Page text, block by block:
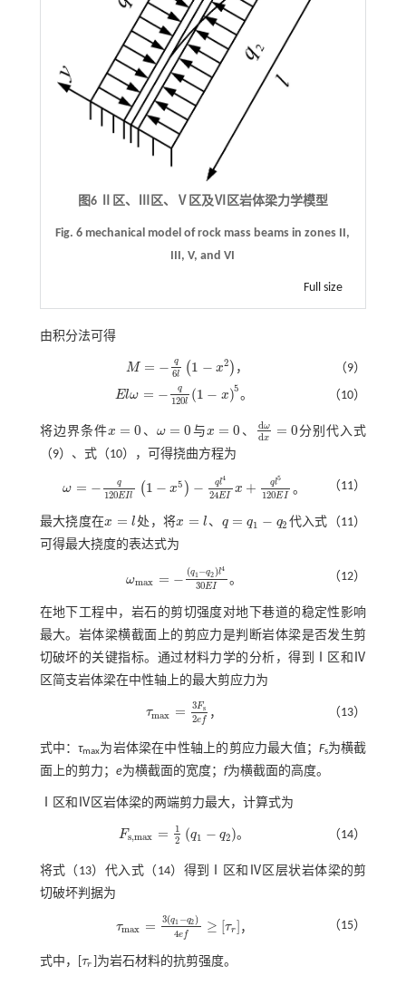
图6 Ⅱ区、Ⅲ区、Ⅴ区及Ⅵ区岩体梁力学模型
Fig. 6 mechanical model of rock mass beams in zones II,
III, V, and VI
Full size
由积分法可得
M = − q
6l (1 − x2 )
M= -q6 l1-x2 ， （9）
Elω = − q
120l (1 − x)5
Elω= q120 l1-x5 。 （10）
将边界条件x = 0
x= 0 、 ω = 0
ω=0 与x = 0
x= 0 、 dω
dx = 0
dω dx= 0 分别代入式
（9） 、 式（10） ，可得挠曲方程为
ω = − q
120EIl (1 − x5 ) − ql4
24EI
x + ql5
120E I
ω =-q 120EIl1-x 5- ql 424EI x +ql 5120EI 。 （11）
最大挠度在x = l
x= l 处，将x = l
x= l 、 q = q1 − q2
q=q1-q 2 代入式（11）
可得最大挠度的表达式为
ωmax = − (q1−q2)l4
30EI
ωmax =-q 1- q2l430EI。 （12）
在地下工程中，岩石的剪切强度对地下巷道的稳定性影响
最大。岩体梁横截面上的剪应力是判断岩体梁是否发生剪
切破坏的关键指标。通过材料力学的分析，得到Ⅰ区和Ⅳ
区简支岩体梁在中性轴上的最大剪应力为
τmax = 3Fs
2ef
τmax =3F s2ef ， （13）
式中：τmax为岩体梁在中性轴上的剪应力最大值； Fs为横截
面上的剪力； e为横截面的宽度； f为横截面的高度。
Ⅰ区和Ⅳ区岩体梁的两端剪力最大，计算式为
Fs,max =
1
2 (q1 − q2)
Fs,max =12 q1 -q2 。 （14）
将式（13） 代入式（14） 得到Ⅰ区和Ⅳ区层状岩体梁的剪
切破坏判据为
τmax = 3(q1 −q2)
4ef ≥ [τr]
τmax =3q 1-q24ef≥ τr ， （15）
式中，[ τr
τr ]为岩石材料的抗剪强度。